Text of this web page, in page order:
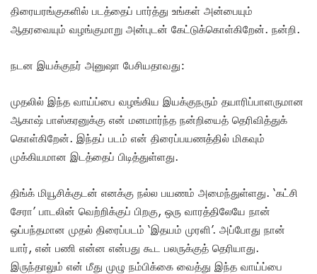
திரையரங்குகளில் படத்தைப் பார்த்து உங்கள் அன்பையும்
ஆதரவையும் வழங்குமாறு அன்புடன் கேட்டுக்கொள்கிறேன். நன்றி.
நடன இயக்குநர் அனுஷா பேசியதாவது:
முதலில் இந்த வாய்ப்பை வழங்கிய இயக்குநரும் தயாரிப்பாளருமான
ஆகாஷ் பாஸ்கரனுக்கு என் மனமார்ந்த நன்றியைத் தெரிவித்துக்
கொள்கிறேன். இந்தப் படம் என் திரைப்பயணத்தில் மிகவும்
முக்கியமான இடத்தைப் பிடித்துள்ளது.
திங்க் மியூசிக்குடன் எனக்கு நல்ல பயணம் அமைந்துள்ளது. ‘கட்சி
சேரா’ பாடலின் வெற்றிக்குப் பிறகு, ஒரு வாரத்திலேயே நான்
ஒப்பந்தமான முதல் திரைப்படம் ‘இதயம் முரளி’. அப்போது நான்
யார், என் பணி என்ன என்பது கூட பலருக்குத் தெரியாது.
இருந்தாலும் என் மீது முழு நம்பிக்கை வைத்து இந்த வாய்ப்பை